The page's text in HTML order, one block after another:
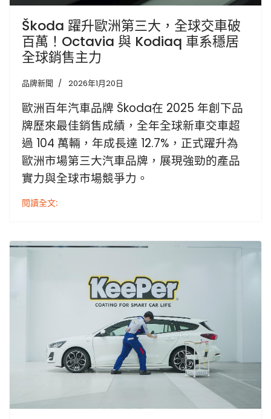
Škoda 躍升歐洲第三大，全球交車破
百萬！Octavia 與 Kodiaq 車系穩居
全球銷售主力
品牌新聞 2026年1月20日
歐洲百年汽車品牌 Škoda在 2025 年創下品
牌歷來最佳銷售成績，全年全球新車交車超
過 104 萬輛，年成長達 12.7%，正式躍升為
歐洲市場第三大汽車品牌，展現強勁的產品
實力與全球市場競爭力。
閱讀全文: